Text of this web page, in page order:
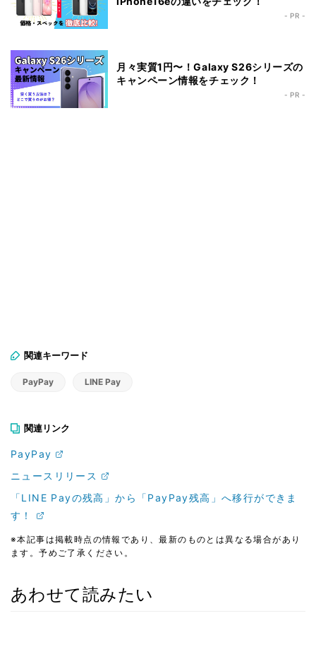
- PR -
月々実質1円〜！Galaxy S26シリーズの
キャンペーン情報をチェック！
- PR -
関連キーワード
PayPay LINE Pay
関連リンク
PayPay
ニュースリリース
「LINE Payの残高」から「PayPay残高」へ移行ができま
す！
※本記事は掲載時点の情報であり、最新のものとは異なる場合があり
ます。予めご了承ください。
あわせて読みたい